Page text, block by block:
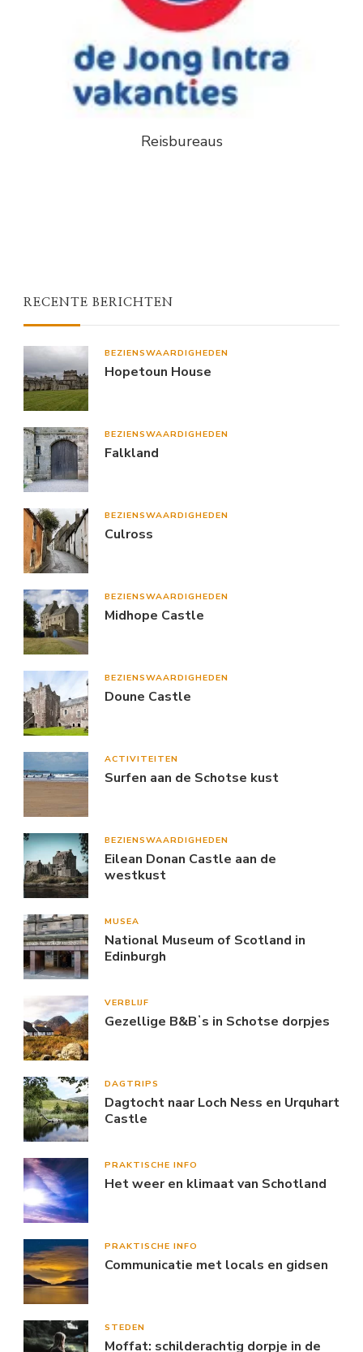
Reisbureaus
RECENTE BERICHTEN
BEZIENSWAARDIGHEDEN
Hopetoun House
BEZIENSWAARDIGHEDEN
Falkland
BEZIENSWAARDIGHEDEN
Culross
BEZIENSWAARDIGHEDEN
Midhope Castle
BEZIENSWAARDIGHEDEN
Doune Castle
ACTIVITEITEN
Surfen aan de Schotse kust
BEZIENSWAARDIGHEDEN
Eilean Donan Castle aan de
westkust
MUSEA
National Museum of Scotland in
Edinburgh
VERBLIJF
Gezellige B&Bʼs in Schotse dorpjes
DAGTRIPS
Dagtocht naar Loch Ness en Urquhart
Castle
PRAKTISCHE INFO
Het weer en klimaat van Schotland
PRAKTISCHE INFO
Communicatie met locals en gidsen
STEDEN
Moffat: schilderachtig dorpje in de